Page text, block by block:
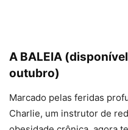
A BALEIA
outubro)
Marcado pelas feridas
Charlie, um instrutor de